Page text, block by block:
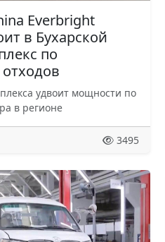
Everbright
в Бухарской
по
удвоит мощности по
в регионе
3495